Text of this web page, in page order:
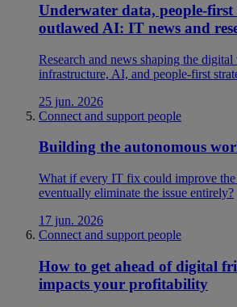
Underwater data, people-first
outlawed AI: IT news and
Research and news shaping the
infrastructure, AI, and people-first
25 jun. 2026
Connect and support people
Building the autonomous
What if every IT fix could improve
eventually eliminate the issue entirely?
17 jun. 2026
Connect and support people
How to get ahead of digital
impacts your profitability